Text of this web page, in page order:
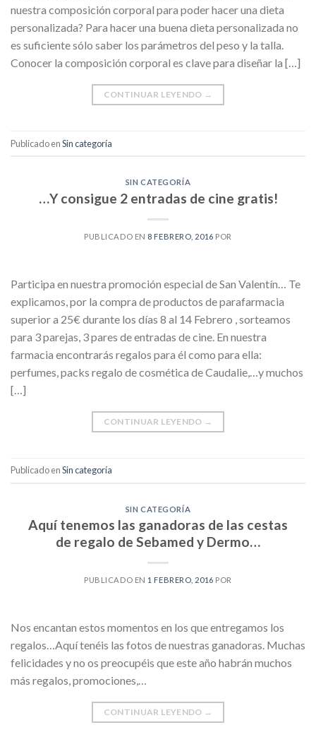
nuestra composición corporal para poder hacer una dieta
personalizada? Para hacer una buena dieta personalizada no
es suficiente sólo saber los parámetros del peso y la talla.
Conocer la composición corporal es clave para diseñar la […]
CONTINUAR LEYENDO →
Publicado enSin categoría
SIN CATEGORÍA
…Y consigue 2 entradas de cine gratis!
PUBLICADO EN 8 FEBRERO, 2016 POR
Participa en nuestra promoción especial de San Valentín… Te
explicamos, por la compra de productos de parafarmacia
superior a 25€ durante los días 8 al 14 Febrero , sorteamos
para 3 parejas, 3 pares de entradas de cine. En nuestra
farmacia encontrarás regalos para él como para ella:
perfumes, packs regalo de cosmética de Caudalie,…y muchos
[…]
CONTINUAR LEYENDO →
Publicado enSin categoría
SIN CATEGORÍA
Aquí tenemos las ganadoras de las cestas
de regalo de Sebamed y Dermo…
PUBLICADO EN 1 FEBRERO, 2016 POR
Nos encantan estos momentos en los que entregamos los
regalos…Aquí tenéis las fotos de nuestras ganadoras. Muchas
felicidades y no os preocupéis que este año habrán muchos
más regalos, promociones,…
CONTINUAR LEYENDO →